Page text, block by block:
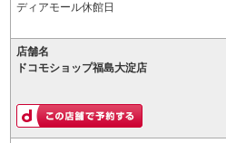
ディアモール休館日
店舗名
ドコモショップ福島大淀店